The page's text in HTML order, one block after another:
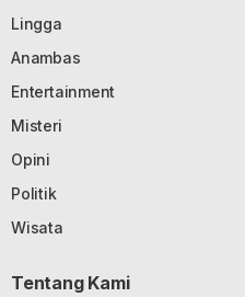
Lingga
Anambas
Entertainment
Misteri
Opini
Politik
Wisata
Tentang Kami